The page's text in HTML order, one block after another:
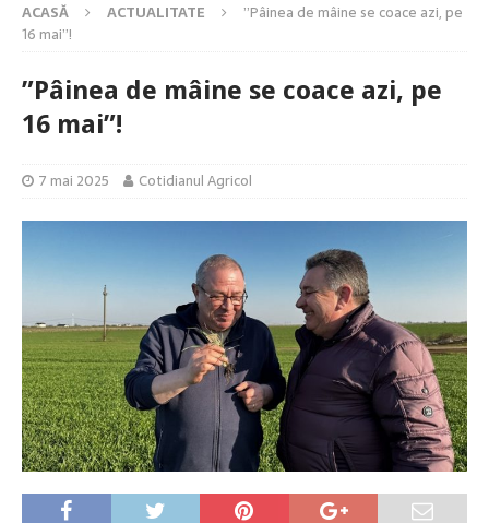
ACASĂ ACTUALITATE
”Pâinea de mâine se coace azi, pe
16 mai”!
”Pâinea de mâine se coace azi, pe
16 mai”!
7 mai 2025 Cotidianul Agricol